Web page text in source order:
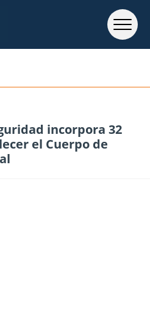
incorpora 32
el Cuerpo de